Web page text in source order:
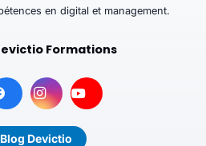
en digital et management.
Formations
Blog Devictio